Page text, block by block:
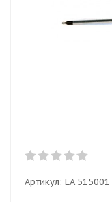
Артикул: LA 515001